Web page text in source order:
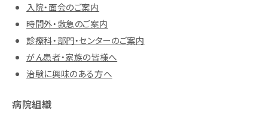
入院・面会のご案内
時間外・救急のご案内
診療科・部門・センターのご案内
がん患者・家族の皆様へ
治験に興味のある方へ
病院組織